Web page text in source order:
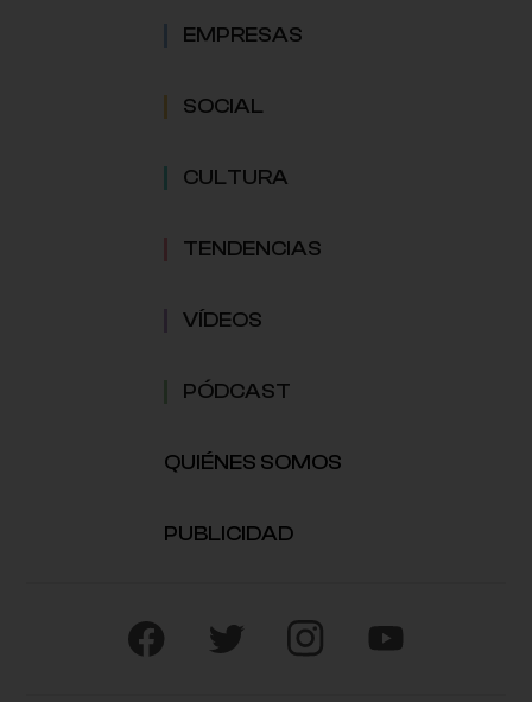
EMPRESAS
SOCIAL
CULTURA
TENDENCIAS
VÍDEOS
PÓDCAST
QUIÉNES SOMOS
PUBLICIDAD